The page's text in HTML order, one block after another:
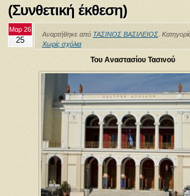
(Συνθετική έκθεση)
Μαρ 26
25
Αναρτήθηκε από ΤΑΣΙΝΟΣ ΒΑΣΙΛΕΙΟΣ.
Χωρίς σχόλια
Του Αναστασίου Τασινού